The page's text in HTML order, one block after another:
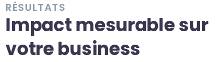
RÉSULTATS
Impact mesurable sur
votre business